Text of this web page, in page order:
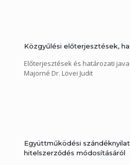
Közgyűlési előterjesztések,
Előterjesztések és határozati
Majorné Dr. Lövei Judit
Együttműködési
hitelszerződés módosításáról